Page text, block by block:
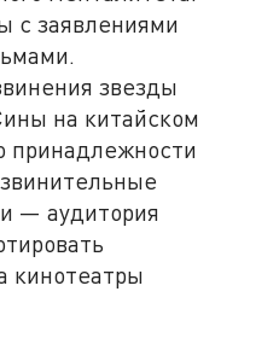
с заявлениями
звезды
на китайском
принадлежности
— аудитория
кинотеатры